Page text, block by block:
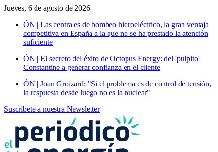
Jueves, 6 de agosto de 2026
ÓN | Las centrales de bombeo hidroeléctrico, la gran ventaja
competitiva en España a la que no se ha prestado la atención
suficiente
ÓN | El secreto del éxito de Octopus Energy: del 'pulpito'
Constantine a generar confianza en el cliente
ÓN | Joan Groizard: "Si el problema es de control de tensión,
la respuesta desde luego no es la nuclear"
Suscríbete a nuestra Newsletter